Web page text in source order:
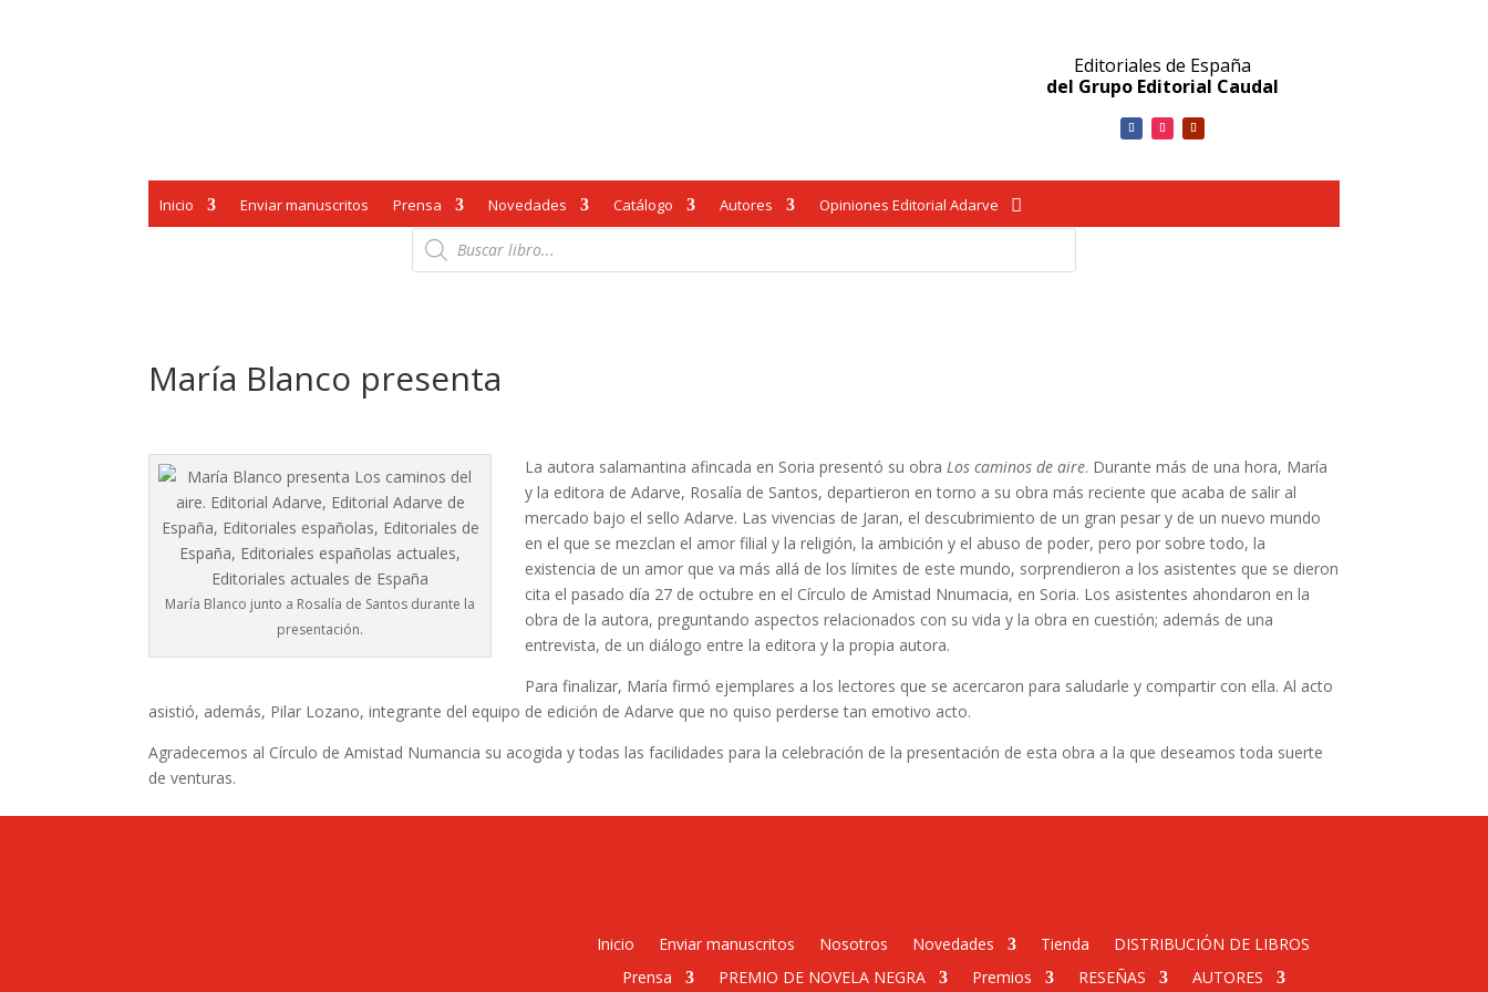
Editoriales de España
del Grupo Editorial Caudal
Inicio Enviar manuscritos Prensa Novedades Catálogo Autores Opiniones Editorial Adarve
Búsqueda
de
productos
María Blanco presenta
María Blanco junto a Rosalía de Santos durante la
presentación.
La autora salamantina afincada en Soria presentó su obraLos caminos de aire. Durante más de una hora, María
y la editora de Adarve, Rosalía de Santos, departieron en torno a su obra más reciente que acaba de salir al
mercado bajo el sello Adarve. Las vivencias de Jaran, el descubrimiento de un gran pesar y de un nuevo mundo
en el que se mezclan el amor filial y la religión, la ambición y el abuso de poder, pero por sobre todo, la
existencia de un amor que va más allá de los límites de este mundo, sorprendieron a los asistentes que se dieron
cita el pasado día 27 de octubre en el Círculo de Amistad Nnumacia, en Soria. Los asistentes ahondaron en la
obra de la autora, preguntando aspectos relacionados con su vida y la obra en cuestión; además de una
entrevista, de un diálogo entre la editora y la propia autora.
Para finalizar, María firmó ejemplares a los lectores que se acercaron para saludarle y compartir con ella. Al acto
asistió, además, Pilar Lozano, integrante del equipo de edición de Adarve que no quiso perderse tan emotivo acto.
Agradecemos al Círculo de Amistad Numancia su acogida y todas las facilidades para la celebración de la presentación de esta obra a la que deseamos toda suerte
de venturas.
Inicio Enviar manuscritos Nosotros Novedades Tienda
DISTRIBUCIÓN DE LIBROS
Prensa
PREMIO DE NOVELA NEGRA Premios RESEÑAS AUTORES